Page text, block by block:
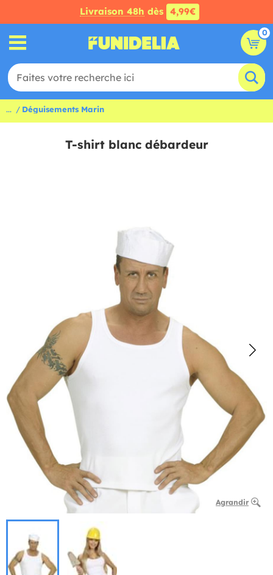
Livraison 48h dès 4,99€
0
... Déguisements Marin
T-shirt blanc débardeur
Agrandir